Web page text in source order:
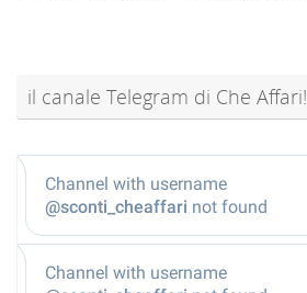
il canale Telegram di Che Affari!